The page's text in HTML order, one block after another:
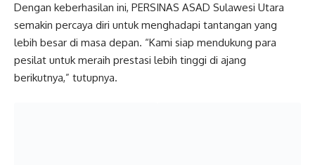
Dengan keberhasilan ini, PERSINAS ASAD Sulawesi Utara
semakin percaya diri untuk menghadapi tantangan yang
lebih besar di masa depan. “Kami siap mendukung para
pesilat untuk meraih prestasi lebih tinggi di ajang
berikutnya,” tutupnya.